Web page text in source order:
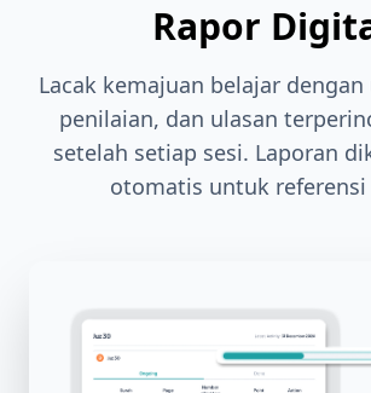
Rapor
Lacak kemajuan belajar
penilaian, dan ulasan
setelah setiap sesi. Laporan
otomatis untuk referensi